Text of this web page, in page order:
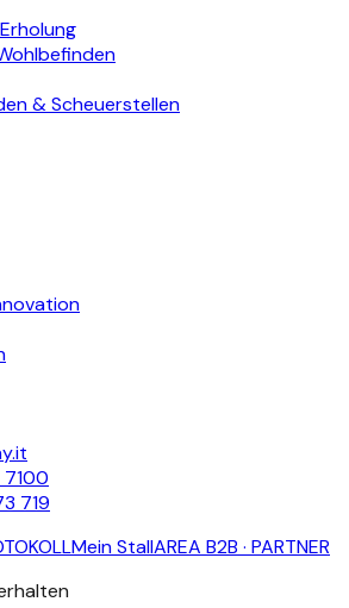
& Scheuerstellen
719
Mein StallAREA B2B · PARTNER